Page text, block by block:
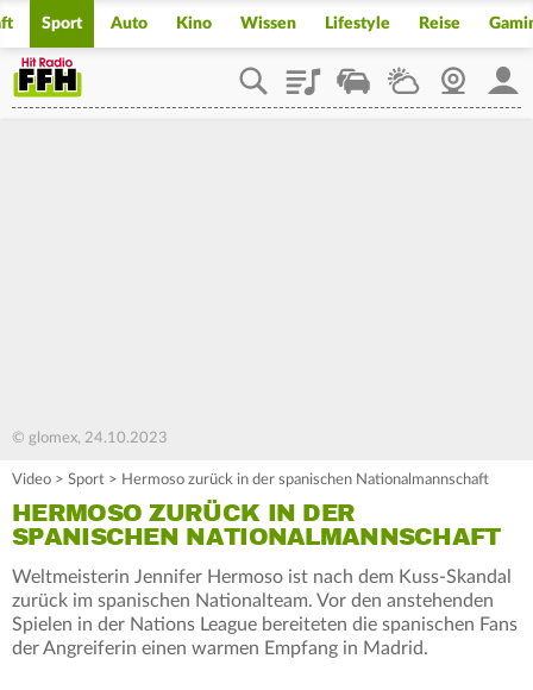
Sport Auto Kino Wissen Lifestyle Reise
PlaylistStaupilotWetterWebcam
© glomex, 24.10.2023
Video > Sport > Hermoso zurück in der spanischen Nationalmannschaft
HERMOSO ZURÜCK IN DER
SPANISCHEN NATIONALMANNSCHAFT
Weltmeisterin Jennifer Hermoso ist nach dem Kuss-Skandal
zurück im spanischen Nationalteam. Vor den anstehenden
Spielen in der Nations League bereiteten die spanischen Fans
der Angreiferin einen warmen Empfang in Madrid.